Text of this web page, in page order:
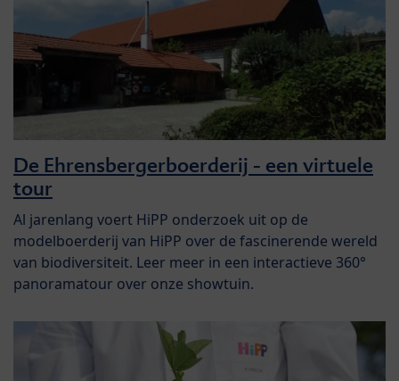
De Ehrensbergerboerderij - een virtuele
tour
Al jarenlang voert HiPP onderzoek uit op de
modelboerderij van HiPP over de fascinerende wereld
van biodiversiteit. Leer meer in een interactieve 360°
panoramatour over onze showtuin.